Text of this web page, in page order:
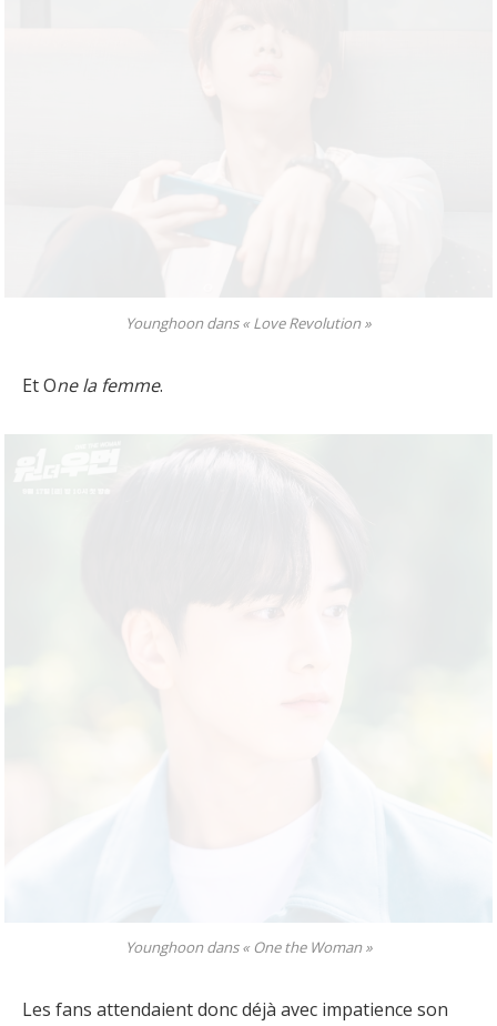
Younghoon dans « Love Revolution »
Et One la femme.
Younghoon dans « One the Woman »
Les fans attendaient donc déjà avec impatience son